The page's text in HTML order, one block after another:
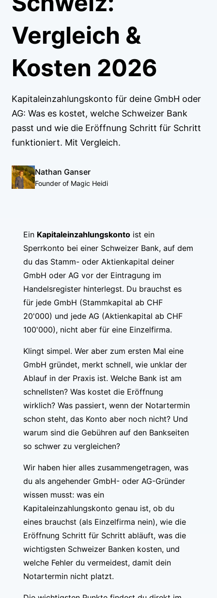
Vergleich &
Kosten 2026
Kapitaleinzahlungskonto für deine GmbH oder
AG: Was es kostet, welche Schweizer Bank
passt und wie die Eröffnung Schritt für Schritt
funktioniert. Mit Vergleich.
Nathan Ganser
Founder of Magic Heidi
Ein Kapitaleinzahlungskonto ist ein
Sperrkonto bei einer Schweizer Bank, auf dem
du das Stamm- oder Aktienkapital deiner
GmbH oder AG vor der Eintragung im
Handelsregister hinterlegst. Du brauchst es
für jede GmbH (Stammkapital ab CHF
20'000) und jede AG (Aktienkapital ab CHF
100'000), nicht aber für eine Einzelfirma.
Klingt simpel. Wer aber zum ersten Mal eine
GmbH gründet, merkt schnell, wie unklar der
Ablauf in der Praxis ist. Welche Bank ist am
schnellsten? Was kostet die Eröffnung
wirklich? Was passiert, wenn der Notartermin
schon steht, das Konto aber noch nicht? Und
warum sind die Gebühren auf den Bankseiten
so schwer zu vergleichen?
Wir haben hier alles zusammengetragen, was
du als angehender GmbH- oder AG-Gründer
wissen musst: was ein
Kapitaleinzahlungskonto genau ist, ob du
eines brauchst (als Einzelfirma nein), wie die
Eröffnung Schritt für Schritt abläuft, was die
wichtigsten Schweizer Banken kosten, und
welche Fehler du vermeidest, damit dein
Notartermin nicht platzt.